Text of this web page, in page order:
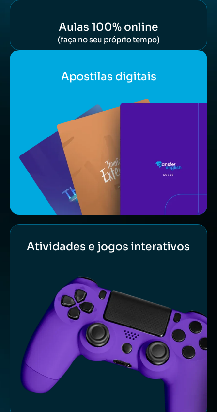
Aulas 100% online
(faça no seu próprio tempo)
Apostilas digitais
Atividades e jogos interativos